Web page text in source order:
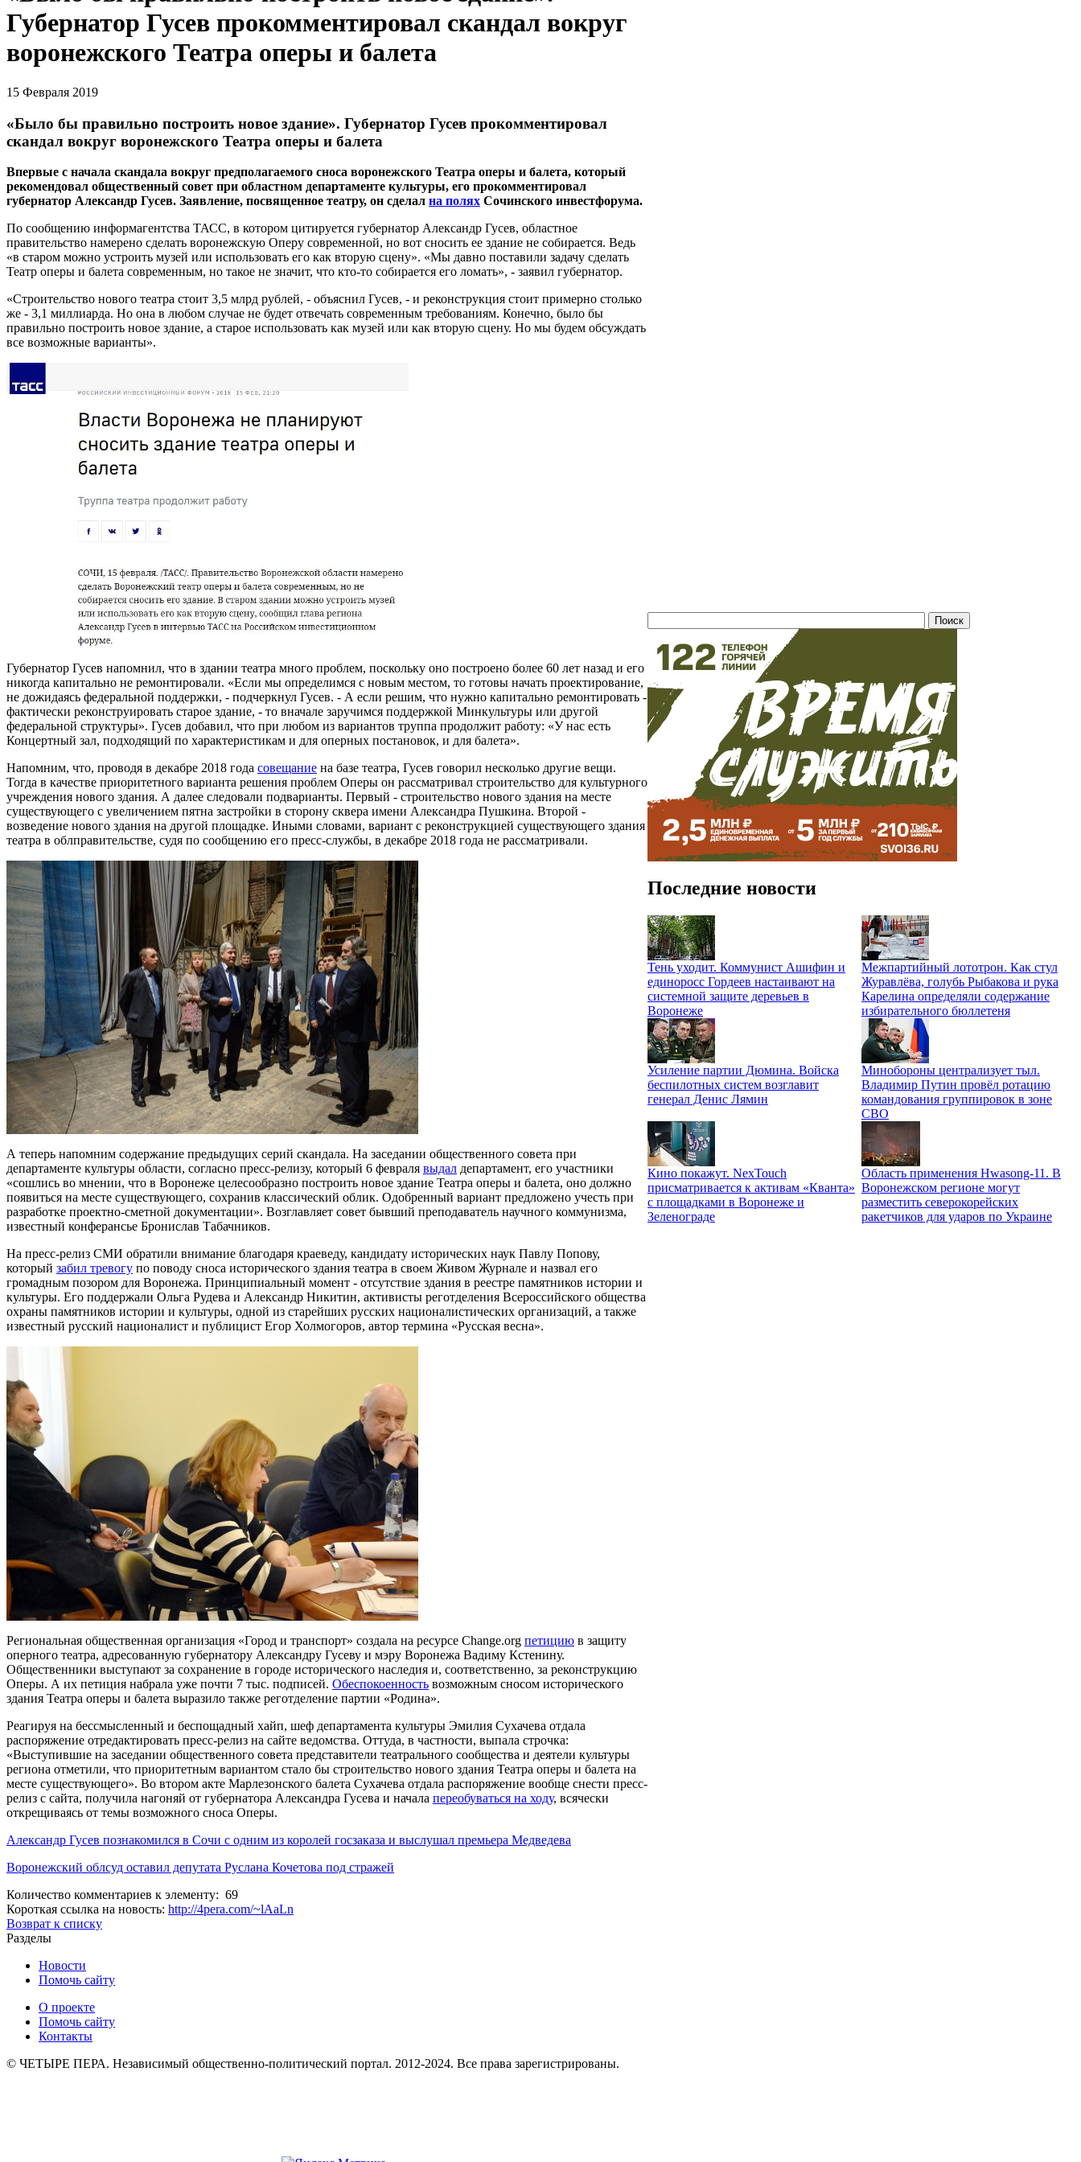
Губернатор Гусев прокомментировал скандал вокруг
воронежского Театра оперы и балета
15 Февраля 2019
«Было бы правильно построить новое здание». Губернатор Гусев прокомментировал
скандал вокруг воронежского Театра оперы и балета
Впервые с начала скандала вокруг предполагаемого сноса воронежского Театра оперы и балета, который
рекомендовал общественный совет при областном департаменте культуры, его прокомментировал
губернатор Александр Гусев. Заявление, посвященное театру, он сделал на полях Сочинского инвестфорума.
По сообщению информагентства ТАСС, в котором цитируется губернатор Александр Гусев, областное
правительство намерено сделать воронежскую Оперу современной, но вот сносить ее здание не собирается. Ведь
«в старом можно устроить музей или использовать его как вторую сцену». «Мы давно поставили задачу сделать
Театр оперы и балета современным, но такое не значит, что кто-то собирается его ломать», - заявил губернатор.
«Строительство нового театра стоит 3,5 млрд рублей, - объяснил Гусев, - и реконструкция стоит примерно столько
же - 3,1 миллиарда. Но она в любом случае не будет отвечать современным требованиям. Конечно, было бы
правильно построить новое здание, а старое использовать как музей или как вторую сцену. Но мы будем обсуждать
все возможные варианты».
Губернатор Гусев напомнил, что в здании театра много проблем, поскольку оно построено более 60 лет назад и его
никогда капитально не ремонтировали. «Если мы определимся с новым местом, то готовы начать проектирование,
не дожидаясь федеральной поддержки, - подчеркнул Гусев. - А если решим, что нужно капитально ремонтировать -
фактически реконструировать старое здание, - то вначале заручимся поддержкой Минкультуры или другой
федеральной структуры». Гусев добавил, что при любом из вариантов труппа продолжит работу: «У нас есть
Концертный зал, подходящий по характеристикам и для оперных постановок, и для балета».
Напомним, что, проводя в декабре 2018 года совещание на базе театра, Гусев говорил несколько другие вещи.
Тогда в качестве приоритетного варианта решения проблем Оперы он рассматривал строительство для культурного
учреждения нового здания. А далее следовали подварианты. Первый - строительство нового здания на месте
существующего с увеличением пятна застройки в сторону сквера имени Александра Пушкина. Второй -
возведение нового здания на другой площадке. Иными словами, вариант с реконструкцией существующего здания
театра в облправительстве, судя по сообщению его пресс-службы, в декабре 2018 года не рассматривали.
А теперь напомним содержание предыдущих серий скандала. На заседании общественного совета при
департаменте культуры области, согласно пресс-релизу, который 6 февраля выдал департамент, его участники
«сошлись во мнении, что в Воронеже целесообразно построить новое здание Театра оперы и балета, оно должно
появиться на месте существующего, сохранив классический облик. Одобренный вариант предложено учесть при
разработке проектно-сметной документации». Возглавляет совет бывший преподаватель научного коммунизма,
известный конферансье Бронислав Табачников.
На пресс-релиз СМИ обратили внимание благодаря краеведу, кандидату исторических наук Павлу Попову,
который забил тревогу по поводу сноса исторического здания театра в своем Живом Журнале и назвал его
громадным позором для Воронежа. Принципиальный момент - отсутствие здания в реестре памятников истории и
культуры. Его поддержали Ольга Рудева и Александр Никитин, активисты реготделения Всероссийского общества
охраны памятников истории и культуры, одной из старейших русских националистических организаций, а также
известный русский националист и публицист Егор Холмогоров, автор термина «Русская весна».
Региональная общественная организация «Город и транспорт» создала на ресурсе Change.org петицию в защиту
оперного театра, адресованную губернатору Александру Гусеву и мэру Воронежа Вадиму Кстенину.
Общественники выступают за сохранение в городе исторического наследия и, соответственно, за реконструкцию
Оперы. А их петиция набрала уже почти 7 тыс. подписей. Обеспокоенность возможным сносом исторического
здания Театра оперы и балета выразило также реготделение партии «Родина».
Реагируя на бессмысленный и беспощадный хайп, шеф департамента культуры Эмилия Сухачева отдала
распоряжение отредактировать пресс-релиз на сайте ведомства. Оттуда, в частности, выпала строчка:
«Выступившие на заседании общественного совета представители театрального сообщества и деятели культуры
региона отметили, что приоритетным вариантом стало бы строительство нового здания Театра оперы и балета на
месте существующего». Во втором акте Марлезонского балета Сухачева отдала распоряжение вообще снести пресс-
релиз с сайта, получила нагоняй от губернатора Александра Гусева и начала переобуваться на ходу, всячески
открещиваясь от темы возможного сноса Оперы.
Александр Гусев познакомился в Сочи с одним из королей госзаказа и выслушал премьера Медведева
Воронежский облсуд оставил депутата Руслана Кочетова под стражей
Количество комментариев к элементу: 69
Короткая ссылка на новость: http://4pera.com/~lAaLn
Возврат к списку
Последние новости
Тень уходит. Коммунист Ашифин и
единоросс Гордеев настаивают на
системной защите деревьев в
Воронеже
Межпартийный лототрон. Как стул
Журавлёва, голубь Рыбакова и рука
Карелина определяли содержание
избирательного бюллетеня
Усиление партии Дюмина. Войска
беспилотных систем возглавит
генерал Денис Лямин
Минобороны централизует тыл.
Владимир Путин провёл ротацию
командования группировок в зоне
СВО
Кино покажут. NexTouch
присматривается к активам «Кванта»
с площадками в Воронеже и
Зеленограде
Область применения Hwasong-11. В
Воронежском регионе могут
разместить северокорейских
ракетчиков для ударов по Украине
Разделы
Новости
Помочь сайту
О проекте
Помочь сайту
Контакты
© ЧЕТЫРЕ ПЕРА. Независимый общественно-политический портал. 2012-2024. Все права зарегистрированы.